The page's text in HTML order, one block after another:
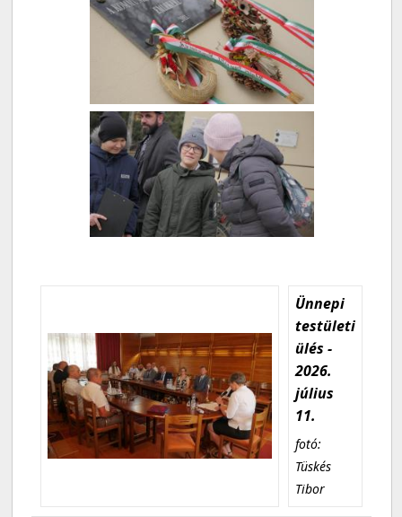
Ünnepi
testületi
ülés -
2026.
július
11.
fotó:
Tüskés
Tibor